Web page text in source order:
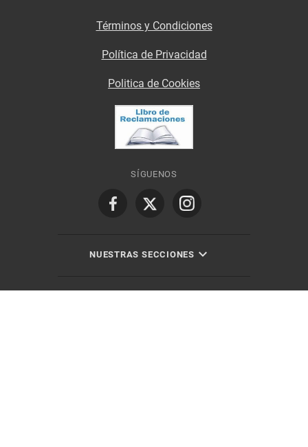
Términos y Condiciones
Política de Privacidad
Politica de Cookies
SÍGUENOS
NUESTRAS SECCIONES